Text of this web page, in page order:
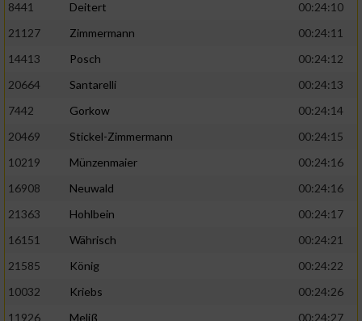
8441 Deitert
00:24:10
21127
Zimmermann
00:24:11
14413
Posch
00:24:12
20664
Santarelli
00:24:13
7442
Gorkow
00:24:14
20469
Stickel-Zimmermann
00:24:15
10219
Münzenmaier
00:24:16
16908
Neuwald
00:24:16
21363
Hohlbein
00:24:17
16151
Währisch
00:24:21
21585
König
00:24:22
10032
Kriebs
00:24:26
11926
Meliß
00:24:27